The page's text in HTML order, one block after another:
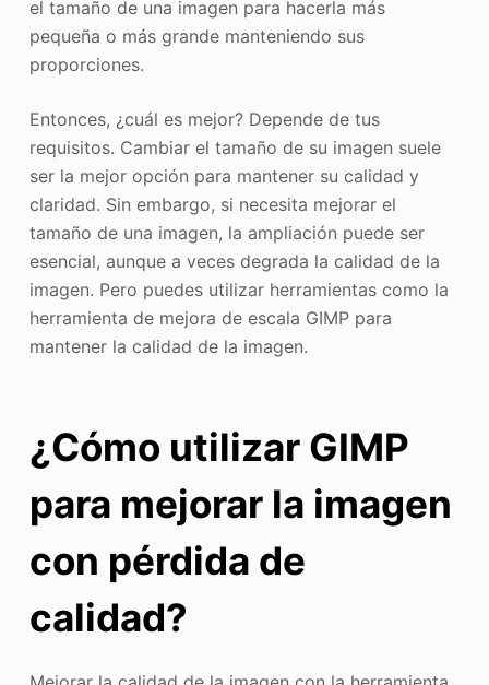
el tamaño de una imagen para hacerla más
pequeña o más grande manteniendo sus
proporciones.
Entonces, ¿cuál es mejor? Depende de tus
requisitos. Cambiar el tamaño de su imagen suele
ser la mejor opción para mantener su calidad y
claridad. Sin embargo, si necesita mejorar el
tamaño de una imagen, la ampliación puede ser
esencial, aunque a veces degrada la calidad de la
imagen. Pero puedes utilizar herramientas como la
herramienta de mejora de escala GIMP para
mantener la calidad de la imagen.
¿Cómo utilizar GIMP
para mejorar la imagen
con pérdida de
calidad?